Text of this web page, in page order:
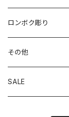
ロンボク彫り
その他
SALE